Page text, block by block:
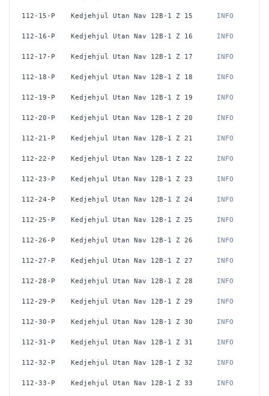
112-15-P Kedjehjul Utan Nav 12B-1 Z 15 INFO
112-16-P Kedjehjul Utan Nav 12B-1 Z 16 INFO
112-17-P Kedjehjul Utan Nav 12B-1 Z 17 INFO
112-18-P Kedjehjul Utan Nav 12B-1 Z 18 INFO
112-19-P Kedjehjul Utan Nav 12B-1 Z 19 INFO
112-20-P Kedjehjul Utan Nav 12B-1 Z 20 INFO
112-21-P Kedjehjul Utan Nav 12B-1 Z 21 INFO
112-22-P Kedjehjul Utan Nav 12B-1 Z 22 INFO
112-23-P Kedjehjul Utan Nav 12B-1 Z 23 INFO
112-24-P Kedjehjul Utan Nav 12B-1 Z 24 INFO
112-25-P Kedjehjul Utan Nav 12B-1 Z 25 INFO
112-26-P Kedjehjul Utan Nav 12B-1 Z 26 INFO
112-27-P Kedjehjul Utan Nav 12B-1 Z 27 INFO
112-28-P Kedjehjul Utan Nav 12B-1 Z 28 INFO
112-29-P Kedjehjul Utan Nav 12B-1 Z 29 INFO
112-30-P Kedjehjul Utan Nav 12B-1 Z 30 INFO
112-31-P Kedjehjul Utan Nav 12B-1 Z 31 INFO
112-32-P Kedjehjul Utan Nav 12B-1 Z 32 INFO
112-33-P Kedjehjul Utan Nav 12B-1 Z 33 INFO